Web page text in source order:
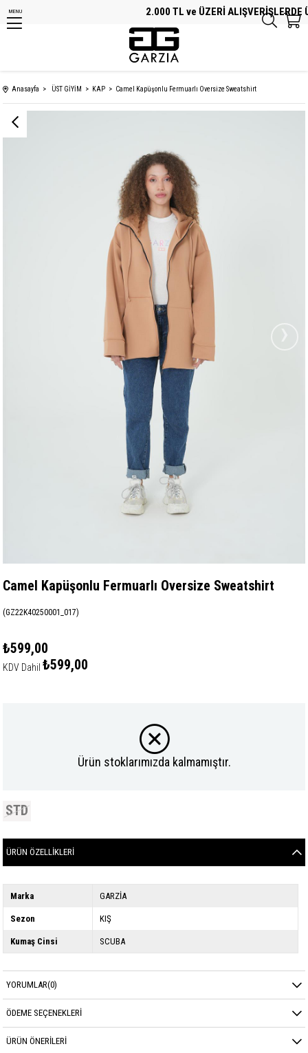
2.000 TL ve ÜZERİ ALIŞVERİŞLERDE
MENU
Anasayfa ÜST GİYİM KAP Camel Kapüşonlu Fermuarlı Oversize Sweatshirt
Camel Kapüşonlu Fermuarlı Oversize Sweatshirt
(GZ22K40250001_017)
₺599,00
KDV Dahil ₺599,00
Ürün stoklarımızda kalmamıştır.
STD
ÜRÜN ÖZELLIKLERI
Marka GARZİA
Sezon KIŞ
Kumaş Cinsi SCUBA
YORUMLAR(0)
ÖDEME SEÇENEKLERI
ÜRÜN ÖNERILERI